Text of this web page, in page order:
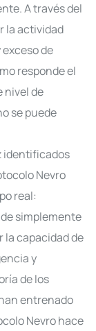
A través del
la actividad
de
responde el
nivel de
se puede
identificados
Nevro
real:
simplemente
la capacidad de
y
de los
entrenado
Nevro hace